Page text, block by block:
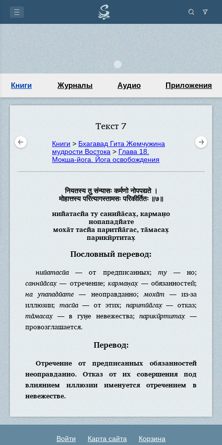
Книги Журналы Аудио Приложения
Текст 7
Книги > Бхагавад Гита Жемчужина
мудрости Востока > Глава 18.
Мокша-йога. Йога освобождения
नियतस्य तु संन्यासः कर्मणो नोपपद्यते ।
मोहात्तस्य परित्यागस्तामसः परिकीर्तितः ॥७॥
нийатасйа ту саннйа̄сах̣, карман̣о
нопападйате
моха̄т тасйа паритйа̄гас, та̄масах̣
парикӣртитах̣
Пословный перевод:
нийатасйа— от предписанных; ту— но;
саннйа̄сах̣— отречение;карман̣ах̣— обязанностей;
на упападйате — неоправданно;моха̄т— из-за
иллюзии; тасйа— от этих; паритйа̄гах̣— отказ;
та̄масах̣— в гун̣е невежества;парикӣртитах̣—
провозглашается.
Перевод:
Отречение от предписанных обязанностей
неоправданно. Отказ от их совершения под
влиянием иллюзии именуется отречением в
невежестве.
Войти Карта сайта Корзина